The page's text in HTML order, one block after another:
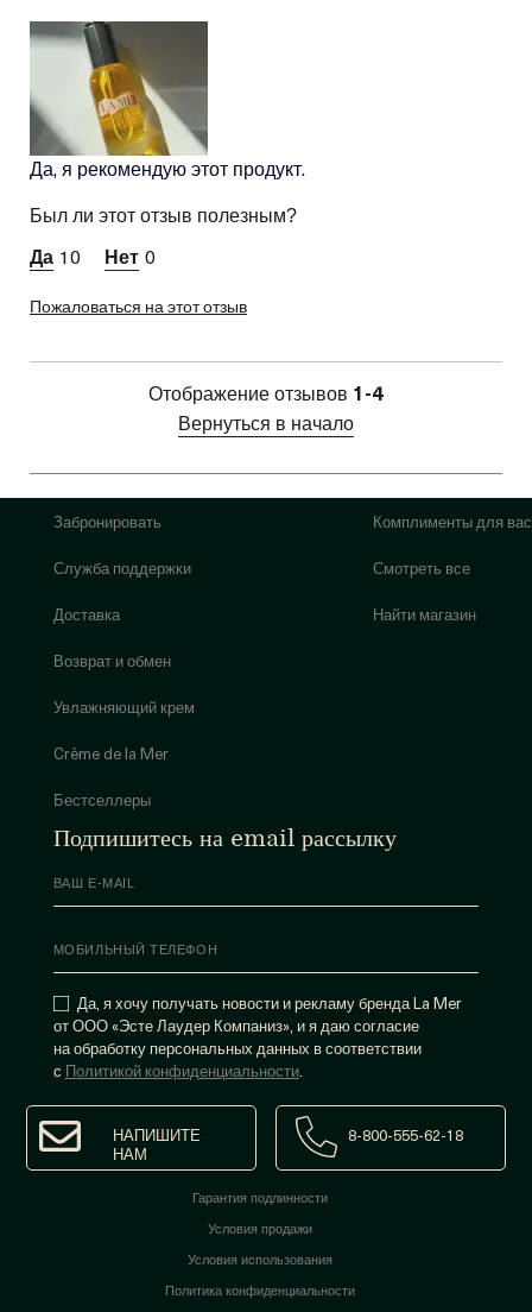
этого продукта:
Ваш тип кожи
Потребность кожи
Да, я рекомендую этот продукт.
Был ли этот отзыв полезным?
10 0
Пожаловаться на этот отзыв
Отображение отзывов 1-4
Вернуться в начало
Забронировать
Служба поддержки
Доставка
Возврат и обмен
Увлажняющий крем
Crème de la Mer
Бестселлеры
Комплименты для вас
Смотреть все
Найти магазин
Подпишитесь на email рассылку
Да, я хочу получать новости и рекламу бренда La Mer
от ООО «Эсте Лаудер Компаниз», и я даю согласие
на обработку персональных данных в соответствии
с Политикой конфиденциальности.
НАПИШИТЕ
НАМ
8-800-555-62-18
Гарантия подлинности
Условия продажи
Условия использования
Политика конфиденциальности